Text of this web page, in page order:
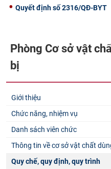
Quyết định số 2316/QĐ-BYT
Phòng Cơ sở vật
bị
Giới thiệu
Chức năng, nhiệm vụ
Danh sách viên chức
Thông tin về cơ sở vật chất
Quy chế, quy định, quy trình